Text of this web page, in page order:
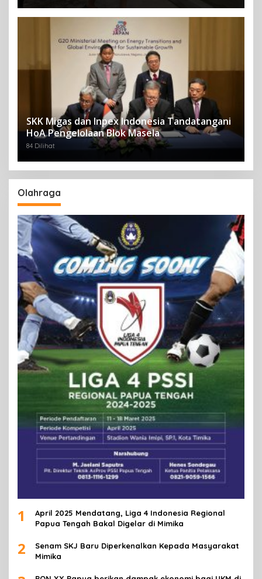
SKK Migas dan Inpex Indonesia Tandatangani
HoA Pengelolaan Blok Masela
84 Dilihat
Olahraga
1
April 2025 Mendatang, Liga 4 Indonesia Regional
Papua Tengah Bakal Digelar di Mimika
2
Senam SKJ Baru Diperkenalkan Kepada Masyarakat
Mimika